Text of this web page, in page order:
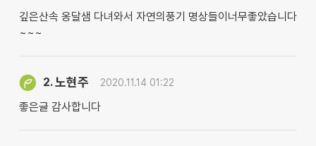
깊은산속 옹달샘 다녀와서 자연의풍기 명상들이너무좋았습니다
~~~
2.노현주 2020.11.14 01:22
좋은글 감사합니다